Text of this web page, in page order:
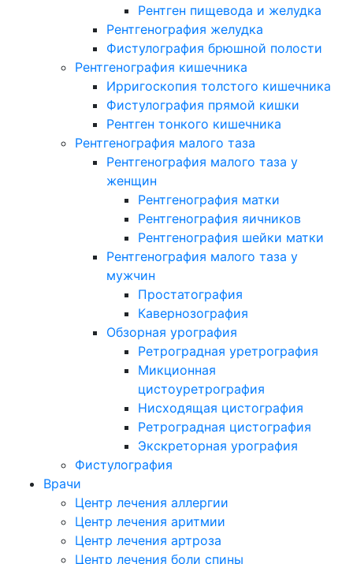
Рентген пищевода и желудка
Рентгенография желудка
Фистулография брюшной полости
Рентгенография кишечника
Ирригоскопия толстого кишечника
Фистулография прямой кишки
Рентген тонкого кишечника
Рентгенография малого таза
Рентгенография малого таза у
женщин
Рентгенография матки
Рентгенография яичников
Рентгенография шейки матки
Рентгенография малого таза у
мужчин
Простатография
Кавернозография
Обзорная урография
Ретроградная уретрография
Микционная
цистоуретрография
Нисходящая цистография
Ретроградная цистография
Экскреторная урография
Фистулография
Врачи
Центр лечения аллергии
Центр лечения аритмии
Центр лечения артроза
Центр лечения боли спины